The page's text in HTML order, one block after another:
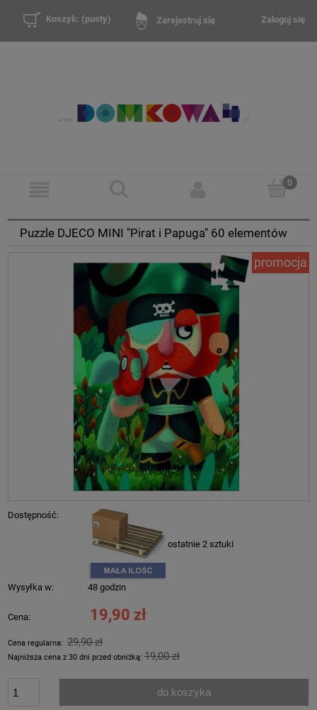
Zarejestruj się Zaloguj się
Koszyk: (pusty)
Puzzle DJECO MINI "Pirat i Papuga" 60 elementów
promocja
Dostępność:
ostatnie 2 sztuki
Wysyłka w: 48 godzin
Cena: 19,90 zł
Cena regularna: 29,90 zł
Najniższa cena z 30 dni przed obniżką: 19,00 zł
do koszyka